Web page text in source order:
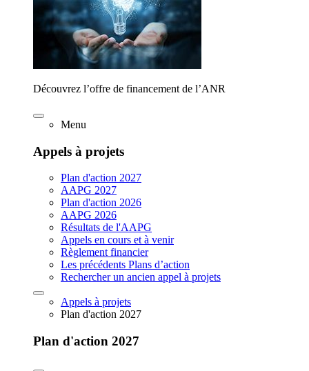
Découvrez l’offre de financement de l’ANR
Menu
Appels à projets
Plan d'action 2027
AAPG 2027
Plan d'action 2026
AAPG 2026
Résultats de l'AAPG
Appels en cours et à venir
Règlement financier
Les précédents Plans d’action
Rechercher un ancien appel à projets
Appels à projets
Plan d'action 2027
Plan d'action 2027